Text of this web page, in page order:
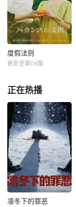
度假法则
更新至第06集
正在热播
凛冬下的罪恶